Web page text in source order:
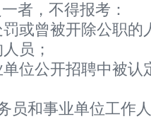
者，不得报考：
或曾被开除公职的
员；
位公开招聘中被
员和事业单位工作